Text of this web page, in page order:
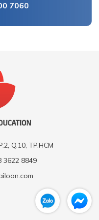
7060
Q.10, TP.HCM
3622 8849